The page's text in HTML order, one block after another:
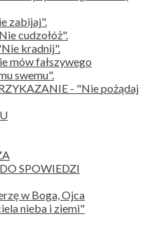
zabijaj".
cudzołóż".
kradnij".
mów fałszywego
swemu".
- "Nie pożądaj
SPOWIEDZI
w Boga, Ojca
nieba i ziemi"